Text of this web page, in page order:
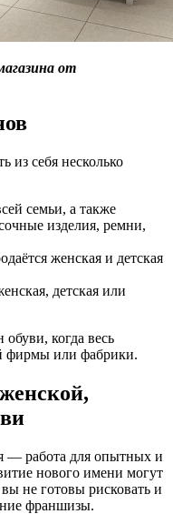
от
из себя несколько
семьи, а также
изделия, ремни,
женская и детская
детская или
когда весь
фирмы или фабрики.
— работа для опытных и
нового имени могут
не готовы рисковать и
франшизы.